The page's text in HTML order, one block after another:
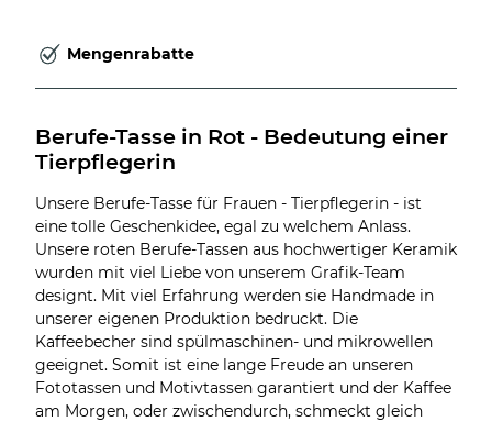
Mengenrabatte
Berufe-Tasse in Rot - Bedeutung einer
Tierpflegerin
Unsere Berufe-Tasse für Frauen - Tierpflegerin - ist
eine tolle Geschenkidee, egal zu welchem Anlass.
Unsere roten Berufe-Tassen aus hochwertiger Keramik
wurden mit viel Liebe von unserem Grafik-Team
designt. Mit viel Erfahrung werden sie Handmade in
unserer eigenen Produktion bedruckt. Die
Kaffeebecher sind spülmaschinen- und mikrowellen
geeignet. Somit ist eine lange Freude an unseren
Fototassen und Motivtassen garantiert und der Kaffee
am Morgen, oder zwischendurch, schmeckt gleich